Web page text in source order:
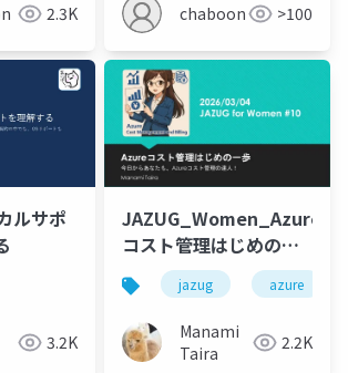
2.3K chaboon >100
ルサポ
3.2K
JAZUG_Women_Azure
コスト管理はじめの一
歩
jazug azure
Manami
Taira
2.2K